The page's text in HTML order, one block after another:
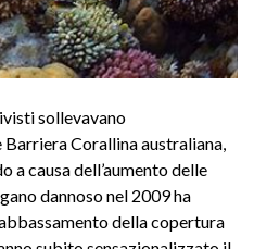
sollevavano
Corallina australiana,
a causa dell’aumento delle
dannoso nel 2009 ha
della copertura